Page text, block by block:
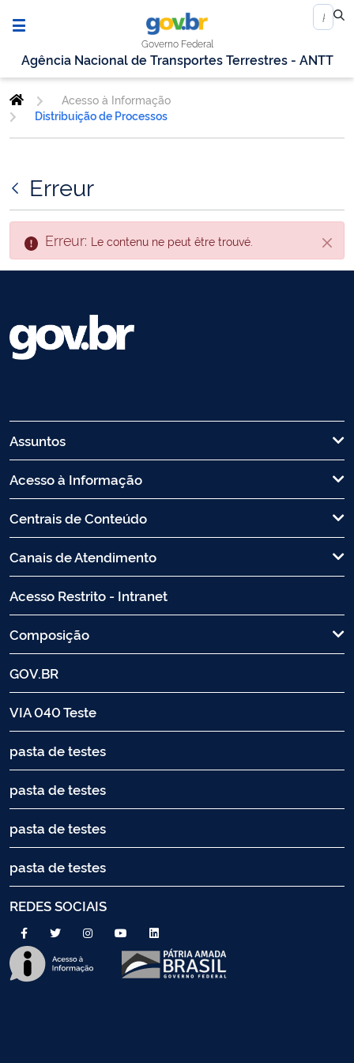
Governo Federal
Agência Nacional de Transportes Terrestres - ANTT
Acesso à Informação
Distribuição de Processos
Erreur
Fin
Erreur: Le contenu ne peut être trouvé.
Assuntos
Acesso à Informação
Centrais de Conteúdo
Canais de Atendimento
Acesso Restrito - Intranet
Composição
GOV.BR
VIA 040 Teste
pasta de testes
pasta de testes
pasta de testes
pasta de testes
REDES SOCIAIS